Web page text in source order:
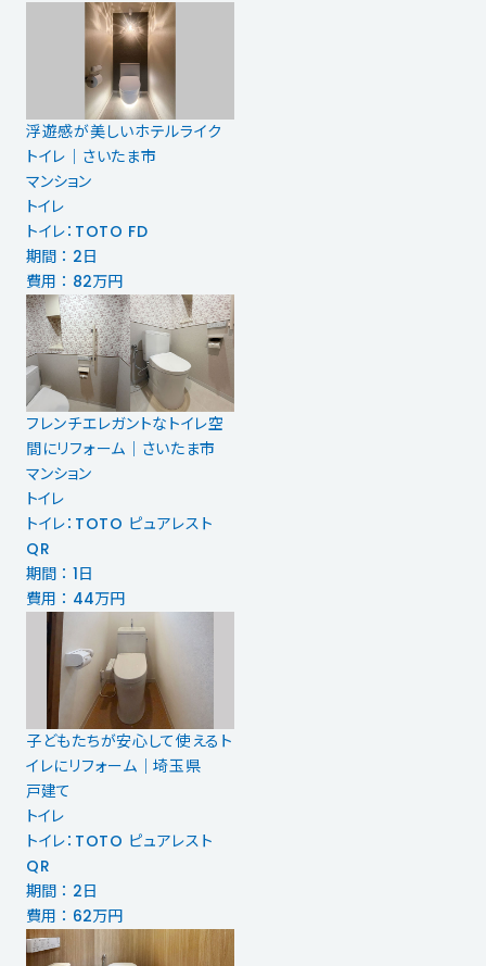
浮遊感が美しいホテルライク
トイレ｜さいたま市
マンション
トイレ
トイレ：TOTO FD
期間 ： 2日
費用 ： 82万円
フレンチエレガントなトイレ空
間にリフォーム｜さいたま市
マンション
トイレ
トイレ：TOTO ピュアレスト
QR
期間 ： 1日
費用 ： 44万円
子どもたちが安心して使えるト
イレにリフォーム｜埼玉県
戸建て
トイレ
トイレ：TOTO ピュアレスト
QR
期間 ： 2日
費用 ： 62万円